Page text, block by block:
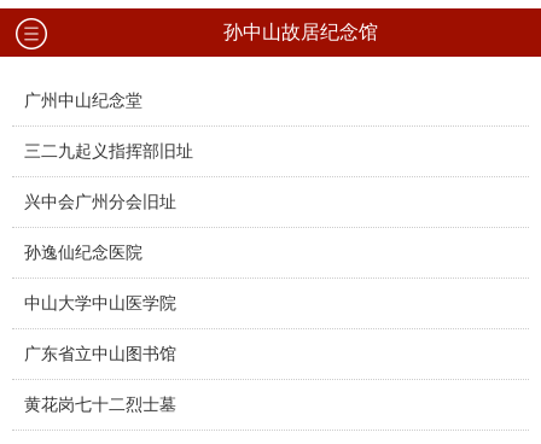
孙中山故居纪念馆
广州中山纪念堂
三二九起义指挥部旧址
兴中会广州分会旧址
孙逸仙纪念医院
中山大学中山医学院
广东省立中山图书馆
黄花岗七十二烈士墓